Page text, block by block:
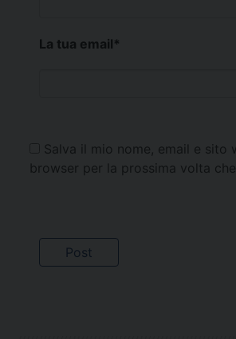
La tua email*
Salva il mio nome, email e sito
browser per la prossima volta